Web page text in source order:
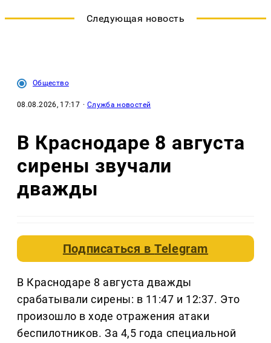
Следующая новость
Общество
08.08.2026, 17:17 · Служба новостей
В Краснодаре 8 августа
сирены звучали
дважды
Подписаться вTelegram
В Краснодаре 8 августа дважды
срабатывали сирены: в 11:47 и 12:37. Это
произошло в ходе отражения атаки
беспилотников. За 4,5 года специальной